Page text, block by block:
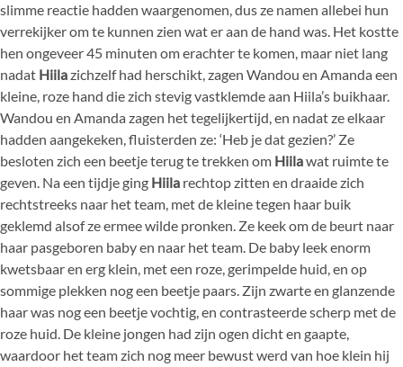
slimme reactie hadden waargenomen, dus ze namen allebei hun
verrekijker om te kunnen zien wat er aan de hand was. Het kostte
hen ongeveer 45 minuten om erachter te komen, maar niet lang
nadat Hiilazichzelf had herschikt, zagen Wandou en Amanda een
kleine, roze hand die zich stevig vastklemde aan Hiila’s buikhaar.
Wandou en Amanda zagen het tegelijkertijd, en nadat ze elkaar
hadden aangekeken, fluisterden ze: ‘Heb je dat gezien?’ Ze
besloten zich een beetje terug te trekken om Hiilawat ruimte te
geven. Na een tijdje ging Hiila rechtop zitten en draaide zich
rechtstreeks naar het team, met de kleine tegen haar buik
geklemd alsof ze ermee wilde pronken. Ze keek om de beurt naar
haar pasgeboren baby en naar het team. De baby leek enorm
kwetsbaar en erg klein, met een roze, gerimpelde huid, en op
sommige plekken nog een beetje paars. Zijn zwarte en glanzende
haar was nog een beetje vochtig, en contrasteerde scherp met de
roze huid. De kleine jongen had zijn ogen dicht en gaapte,
waardoor het team zich nog meer bewust werd van hoe klein hij